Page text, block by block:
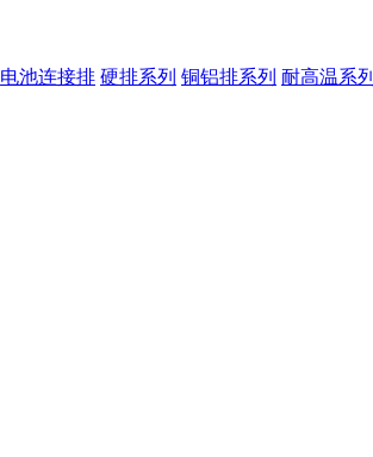
电池连接排 硬排系列 铜铝排系列 耐高温系列